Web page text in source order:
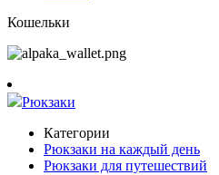
Кошельки
Рюкзаки
Категории
Рюкзаки на каждый день
Рюкзаки для путешествий